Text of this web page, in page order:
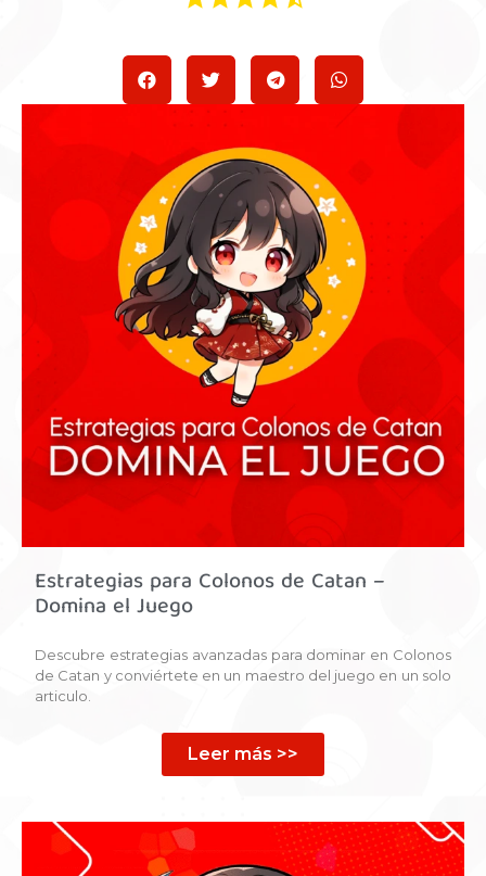
Estrategias para Colonos de Catan –
Domina el Juego
Descubre estrategias avanzadas para dominar en Colonos
de Catan y conviértete en un maestro del juego en un solo
articulo.
Leer más >>